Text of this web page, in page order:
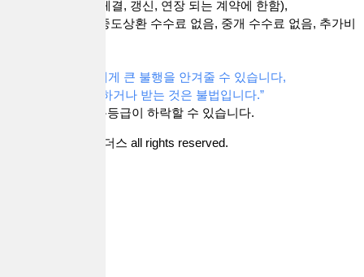
(단, 2021. 7.7부터 체결, 갱신, 연장 되는 계약에 한함),
취급 수수로 없음, 중도상환 수수료 없음, 중개 수수료 없음, 추가비
“과도한 빚은 자신에게 큰 불행을 안겨줄 수 있습니다,
중개수수료를 요구하거나 받는 것은 불법입니다.”
대출 시 귀하의 신용등급이 하락할 수 있습니다.
Copyright 대출브라더스 all rights reserved.